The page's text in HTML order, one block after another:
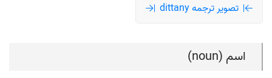
تصویر ترجمه dittany
اسم (noun)